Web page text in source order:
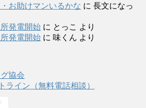
お助けマンいるかな に 長文になっ
発電開始 に とっこ より
発電開始 に 味くん より
協会
ライン（無料電話相談）